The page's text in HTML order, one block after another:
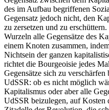
des im Aufbau begriffenen
Gegensatz jedoch nicht, den
zu zersetzen und zu
Wurzeln alle Gegensätze des
einem Knoten zusammen,
Nichtsein der ganzen
richtet die Bourgeoisie jedes
Gegensätze sich zu
UdSSR: ob es nicht möglich
Kapitalismus oder aber alle
UdSSR beizulegen, auf Kosten